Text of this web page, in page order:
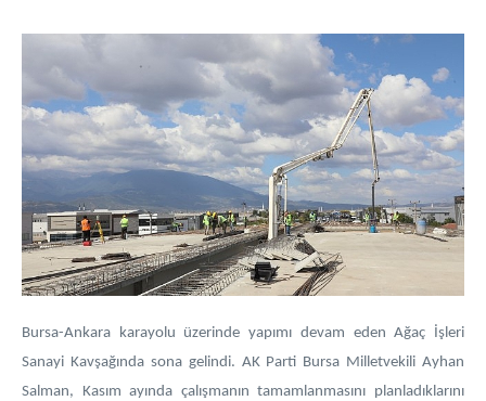
Bursa-Ankara karayolu üzerinde yapımı devam eden Ağaç İşleri
Sanayi Kavşağında sona gelindi. AK Parti Bursa Milletvekili Ayhan
Salman, Kasım ayında çalışmanın tamamlanmasını planladıklarını